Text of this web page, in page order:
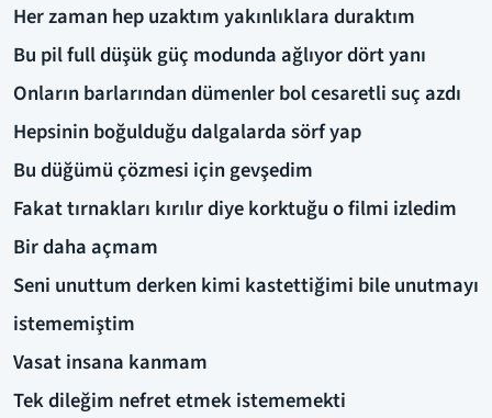
Her zaman hep uzaktım yakınlıklara duraktım
Bu pil full düşük güç modunda ağlıyor dört yanı
Onların barlarından dümenler bol cesaretli suç azdı
Hepsinin boğulduğu dalgalarda sörf yap
Bu düğümü çözmesi için gevşedim
Fakat tırnakları kırılır diye korktuğu o filmi izledim
Bir daha açmam
Seni unuttum derken kimi kastettiğimi bile unutmayı
istememiştim
Vasat insana kanmam
Tek dileğim nefret etmek istememekti